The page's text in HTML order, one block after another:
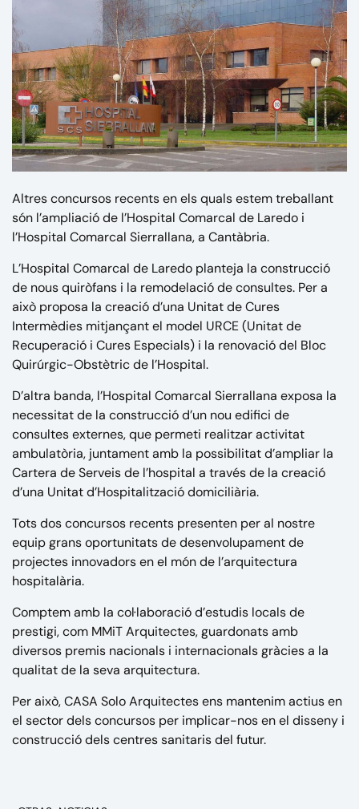
Altres concursos recents en els quals estem treballant
són l’ampliació de l’Hospital Comarcal de Laredo i
l’Hospital Comarcal Sierrallana, a Cantàbria.
L’Hospital Comarcal de Laredo planteja la construcció
de nous quiròfans i la remodelació de consultes. Per a
això proposa la creació d’una Unitat de Cures
Intermèdies mitjançant el model URCE (Unitat de
Recuperació i Cures Especials) i la renovació del Bloc
Quirúrgic-Obstètric de l’Hospital.
D’altra banda, l’Hospital Comarcal Sierrallana exposa la
necessitat de la construcció d’un nou edifici de
consultes externes, que permeti realitzar activitat
ambulatòria, juntament amb la possibilitat d’ampliar la
Cartera de Serveis de l’hospital a través de la creació
d’una Unitat d’Hospitalització domiciliària.
Tots dos concursos recents presenten per al nostre
equip grans oportunitats de desenvolupament de
projectes innovadors en el món de l’arquitectura
hospitalària.
Comptem amb la col·laboració d’estudis locals de
prestigi, com MMiT Arquitectes, guardonats amb
diversos premis nacionals i internacionals gràcies a la
qualitat de la seva arquitectura.
Per això, CASA Solo Arquitectes ens mantenim actius en
el sector dels concursos per implicar-nos en el disseny i
construcció dels centres sanitaris del futur.